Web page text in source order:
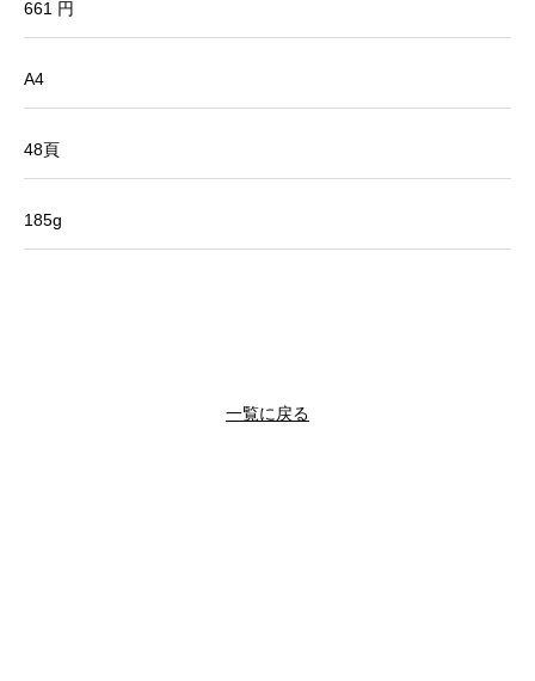
661 円
A4
48頁
185g
一覧に戻る